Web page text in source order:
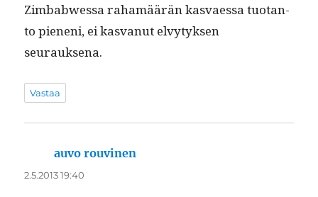
Zim­bab­wes­sa rahamäärän kas­vaes­sa tuotan­
to pieneni, ei kas­vanut elvy­tyk­sen
seurauksena.
Vastaa
auvo rouvinen
2.5.2013 19:40